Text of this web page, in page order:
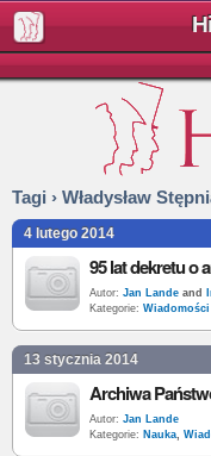
Tagi › Władysław
4 lutego 2014
95 lat dekretu o
Autor: Jan Lande and
Kategorie: Wiadomości
13 stycznia 2014
Autor: Jan Lande
Kategorie: Nauka,